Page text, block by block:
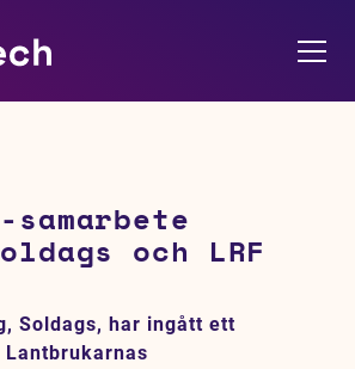
och LRF
Soldags, har ingått ett